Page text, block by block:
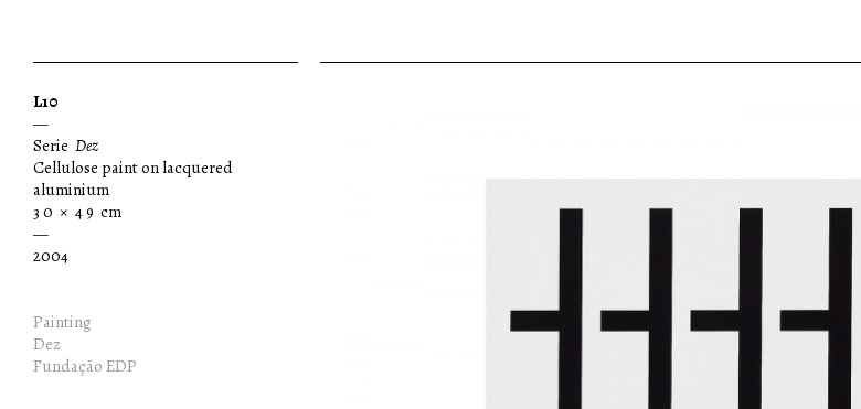
L10
—
Serie Dez
Cellulose paint on lacquered
aluminium
3 0 × 4 9 cm
—
2004
Painting
Dez
Fundação EDP